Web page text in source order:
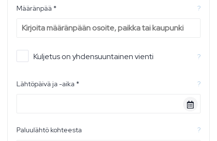
Määränpää * ?
Kuljetus on yhdensuuntainen vienti ?
Lähtöpäivä ja -aika * ?
Paluulähtö kohteesta ?